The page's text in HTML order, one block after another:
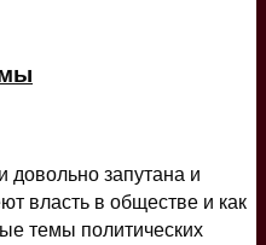
довольно запутана и
власть в обществе и как
темы политических